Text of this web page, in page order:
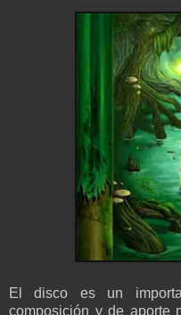
El disco es un
composición y de aporte